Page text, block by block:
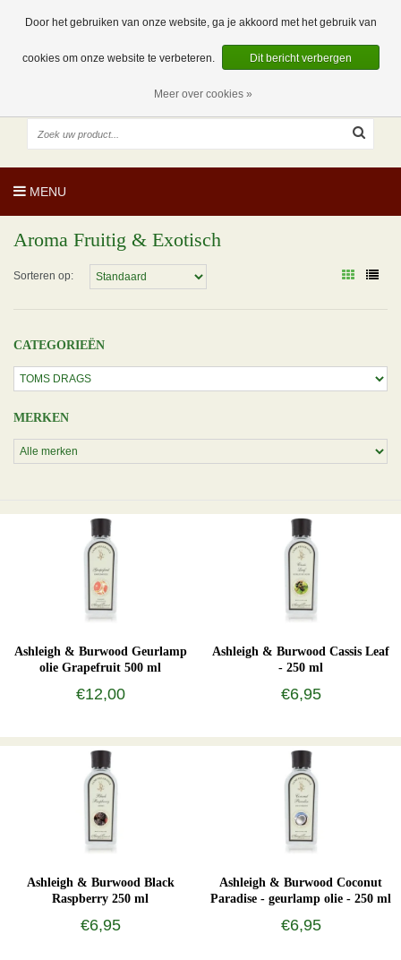
0 Artikelen
NL
EUR
MENU
Aroma Fruitig & Exotisch
Sorteren op:
CATEGORIEËN
MERKEN
Ashleigh & Burwood Geurlamp
olie Grapefruit 500 ml
€12,00
Ashleigh & Burwood Cassis Leaf
- 250 ml
€6,95
Ashleigh & Burwood Black
Raspberry 250 ml
€6,95
Ashleigh & Burwood Coconut
Paradise - geurlamp olie - 250 ml
€6,95
Door het gebruiken van onze website, ga je akkoord met het gebruik van
cookies om onze website te verbeteren. Dit bericht verbergen
Meer over cookies »